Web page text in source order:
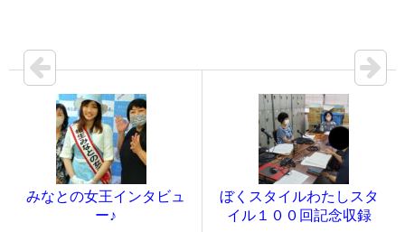
みなとの女王インタビュ
ー♪
ぼくスタイルわたしスタ
イル１００回記念収録